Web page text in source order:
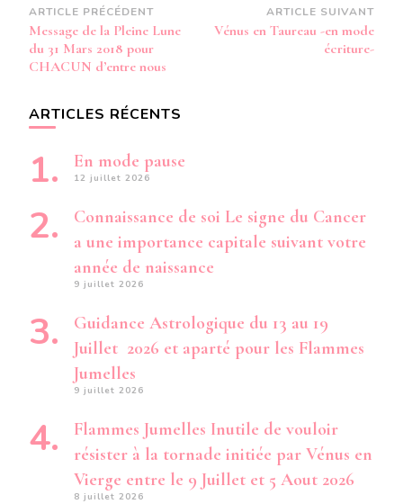
Navigation
d’article
ARTICLE PRÉCÉDENT
Message de la Pleine Lune
du 31 Mars 2018 pour
CHACUN d’entre nous
ARTICLE SUIVANT
Vénus en Taureau -en mode
écriture-
ARTICLES RÉCENTS
En mode pause
12 juillet 2026
Connaissance de soi Le signe du Cancer
a une importance capitale suivant votre
année de naissance
9 juillet 2026
Guidance Astrologique du 13 au 19
Juillet 2026 et aparté pour les Flammes
Jumelles
9 juillet 2026
Flammes Jumelles Inutile de vouloir
résister à la tornade initiée par Vénus en
Vierge entre le 9 Juillet et 5 Aout 2026
8 juillet 2026